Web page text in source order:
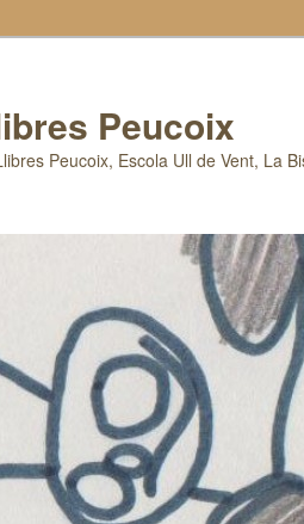
Peucoix
Peucoix, Escola Ull de Vent, La